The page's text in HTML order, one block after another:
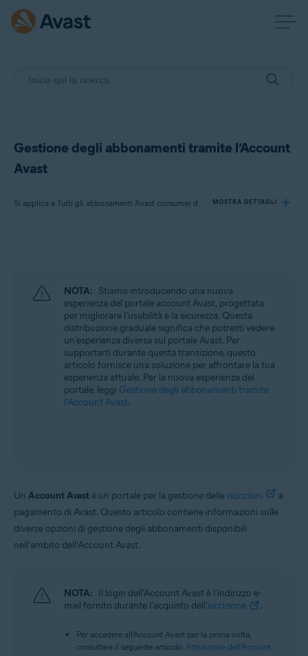
Gestione degli abbonamenti tramite l’Account
Avast
Si applica a Tutti gli abbonamenti Avast consumer disponibili MOSTRA DETTAGLI
Sistemi operativi:
Tutti i sistemi operativi supportati
NOTA: Stiamo introducendo una nuova
esperienza del portale account Avast, progettata
per migliorare l'usabilità e la sicurezza. Questa
distribuzione graduale significa che potresti vedere
un'esperienza diversa sul portale Avast. Per
supportarti durante questa transizione, questo
articolo fornisce una soluzione per affrontare la tua
esperienza attuale. Per la nuova esperienza del
portale, leggi Gestione degli abbonamenti tramite
l'Account Avast.
Un Account Avast è un portale per la gestione delle iscrizioni
a
pagamento di Avast. Questo articolo contiene informazioni sulle
diverse opzioni di gestione degli abbonamenti disponibili
nell’ambito dell’Account Avast.
NOTA: Il login dell'Account Avast è l'indirizzo e-
mail fornito durante l'acquisto dell'iscrizione .
Per accedere all’Account Avast per la prima volta,
consultare il seguente articolo: Attivazione dell’Account